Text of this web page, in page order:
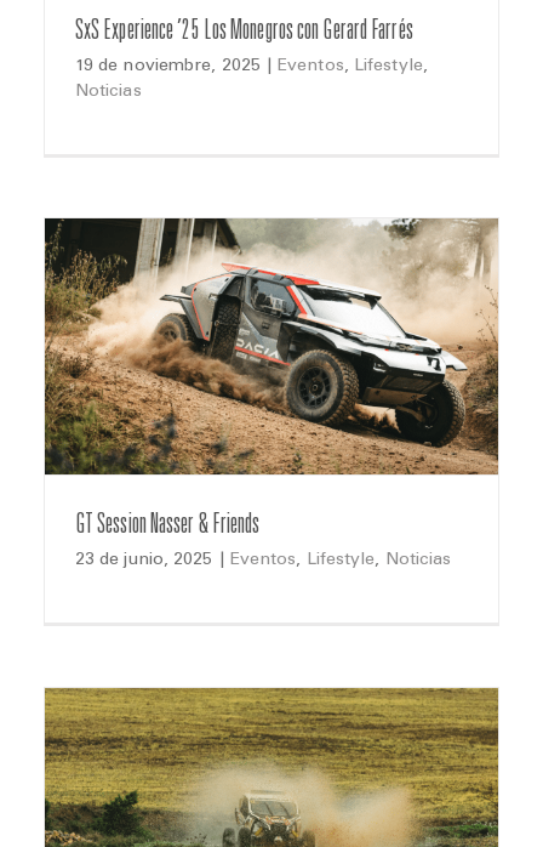
SxS Experience ’25 Los Monegros con Gerard Farrés
19 de noviembre, 2025 Eventos, Lifestyle,
Noticias
GT Session Nasser & Friends
23 de junio, 2025 Eventos, Lifestyle, Noticias